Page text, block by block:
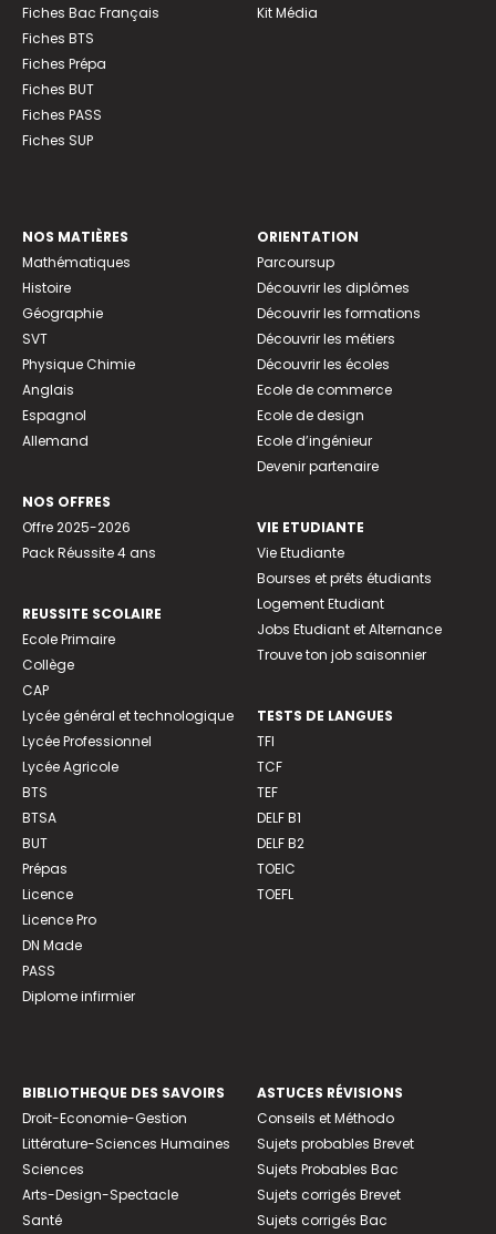
Fiches Bac Français
Fiches BTS
Fiches Prépa
Fiches BUT
Fiches PASS
Fiches SUP
Kit Média
NOS MATIÈRES
Mathématiques
Histoire
Géographie
SVT
Physique Chimie
Anglais
Espagnol
Allemand
NOS OFFRES
Offre 2025-2026
Pack Réussite 4 ans
REUSSITE SCOLAIRE
Ecole Primaire
Collège
CAP
Lycée général et technologique
Lycée Professionnel
Lycée Agricole
BTS
BTSA
BUT
Prépas
Licence
Licence Pro
DN Made
PASS
Diplome infirmier
ORIENTATION
Parcoursup
Découvrir les diplômes
Découvrir les formations
Découvrir les métiers
Découvrir les écoles
Ecole de commerce
Ecole de design
Ecole d’ingénieur
Devenir partenaire
VIE ETUDIANTE
Vie Etudiante
Bourses et prêts étudiants
Logement Etudiant
Jobs Etudiant et Alternance
Trouve ton job saisonnier
TESTS DE LANGUES
TFI
TCF
TEF
DELF B1
DELF B2
TOEIC
TOEFL
BIBLIOTHEQUE DES SAVOIRS
Droit-Economie-Gestion
Littérature-Sciences Humaines
Sciences
Arts-Design-Spectacle
Santé
ASTUCES RÉVISIONS
Conseils et Méthodo
Sujets probables Brevet
Sujets Probables Bac
Sujets corrigés Brevet
Sujets corrigés Bac